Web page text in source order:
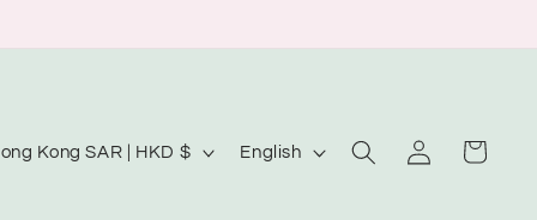
Hong Kong SAR | HKD $
LEnglish
Log
in
Cart